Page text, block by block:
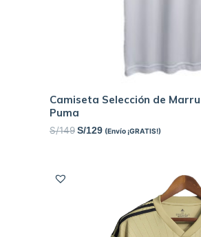
Camiseta Selección de
Puma
S/149 S/129 (Envío ¡GRATIS!)